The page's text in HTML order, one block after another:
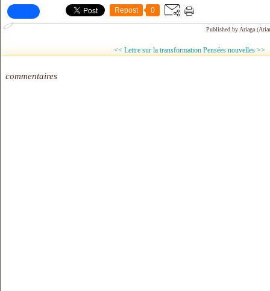
Repost 0
Published by Ariaga
<< Lettre sur la transformation Pensées nouvelles >>
commentaires